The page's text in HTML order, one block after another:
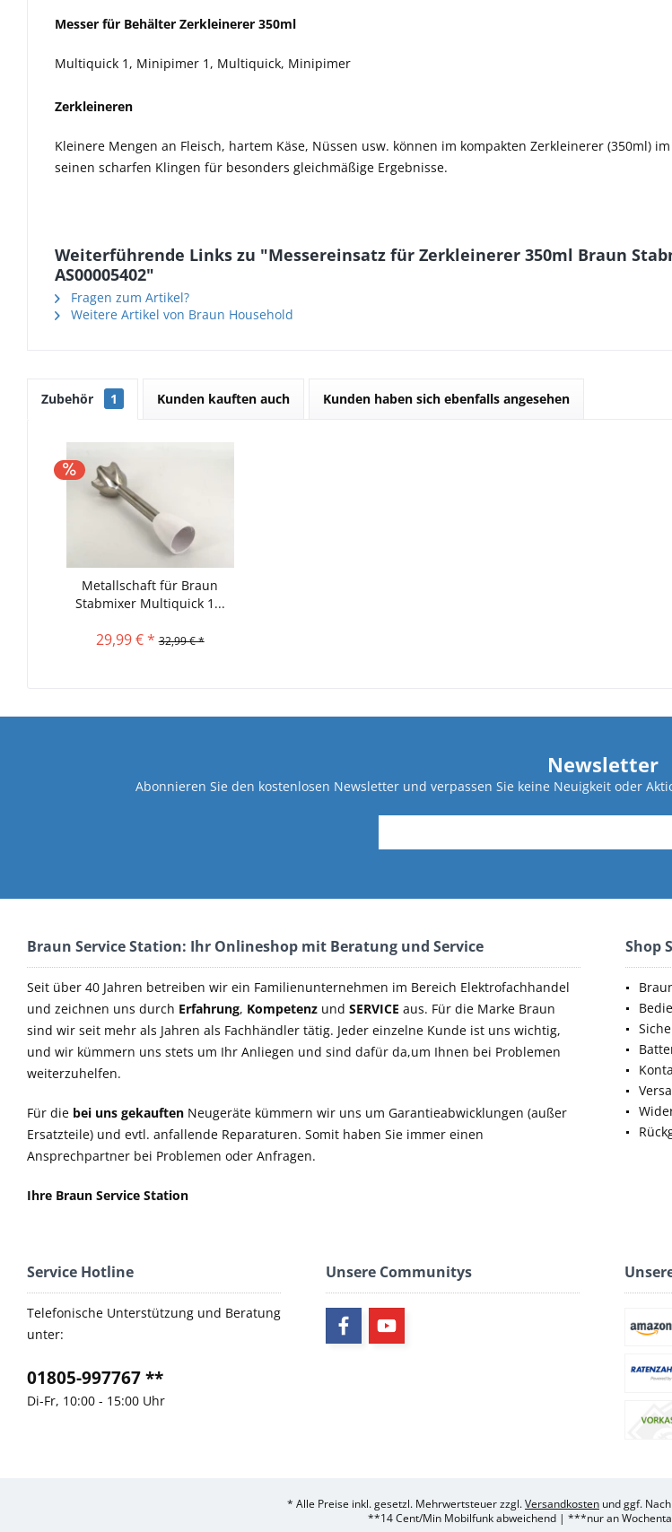
Messer für Behälter Zerkleinerer 350ml
Multiquick 1, Minipimer 1, Multiquick, Minipimer
Zerkleineren
Kleinere Mengen an Fleisch, hartem Käse, Nüssen usw. können im kompakten Zerkleinerer (350ml)
seinen scharfen Klingen für besonders gleichmäßige Ergebnisse.
Weiterführende Links zu "Messereinsatz für Zerkleinerer 350ml Braun
AS00005402"
Fragen zum Artikel?
Weitere Artikel von Braun Household
Zubehör 1 Kunden kauften auch Kunden haben sich ebenfalls angesehen
Metallschaft für Braun
Stabmixer Multiquick 1...
29,99 € * 32,99 € *
Newsletter
Abonnieren Sie den kostenlosen Newsletter und verpassen Sie keine Neuigkeit oder
Braun Service Station: Ihr Onlineshop mit Beratung und Service
Seit über 40 Jahren betreiben wir ein Familienunternehmen im Bereich Elektrofachhandel
und zeichnen uns durch Erfahrung, Kompetenz und SERVICE aus. Für die Marke Braun
sind wir seit mehr als Jahren als Fachhändler tätig. Jeder einzelne Kunde ist uns wichtig,
und wir kümmern uns stets um Ihr Anliegen und sind dafür da,um Ihnen bei Problemen
weiterzuhelfen.
Für die bei uns gekauften Neugeräte kümmern wir uns um Garantieabwicklungen (außer
Ersatzteile) und evtl. anfallende Reparaturen. Somit haben Sie immer einen
Ansprechpartner bei Problemen oder Anfragen.
Ihre Braun Service Station
Shop
Service Hotline
Telefonische Unterstützung und Beratung
unter:
01805-997767 **
Di-Fr, 10:00 - 15:00 Uhr
Unsere Communitys
* Alle Preise inkl. gesetzl. Mehrwertsteuer zzgl.Versandkosten und ggf.
**14 Cent/Min Mobilfunk abweichend | ***nur an